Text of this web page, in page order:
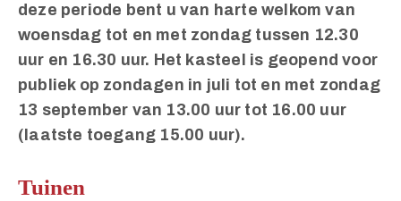
deze periode bent u van harte welkom van
woensdag tot en met zondag tussen 12.30
uur en 16.30 uur. Het kasteel is geopend voor
publiek op zondagen in juli tot en met zondag
13 september van 13.00 uur tot 16.00 uur
(laatste toegang 15.00 uur).
Tuinen